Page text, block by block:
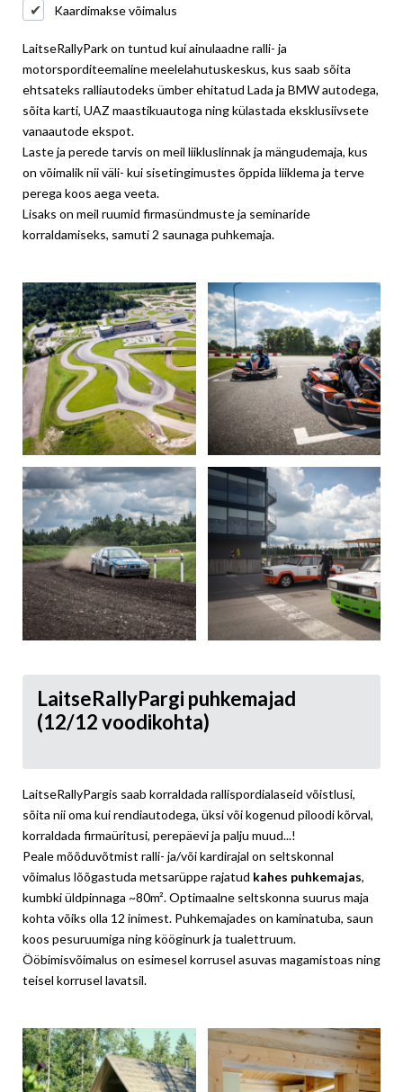
Kaardimakse võimalus
LaitseRallyPark on tuntud kui ainulaadne ralli- ja
motorsporditeemaline meelelahutuskeskus, kus saab sõita
ehtsateks ralliautodeks ümber ehitatud Lada ja BMW autodega,
sõita karti, UAZ maastikuautoga ning külastada eksklusiivsete
vanaautode ekspot.
Laste ja perede tarvis on meil liikluslinnak ja mängudemaja, kus
on võimalik nii väli- kui sisetingimustes õppida liiklema ja terve
perega koos aega veeta.
Lisaks on meil ruumid firmasündmuste ja seminaride
korraldamiseks, samuti 2 saunaga puhkemaja.
LaitseRallyPargi puhkemajad
(12/12 voodikohta)
LaitseRallyPargis saab korraldada rallispordialaseid võistlusi,
sõita nii oma kui rendiautodega, üksi või kogenud piloodi kõrval,
korraldada firmaüritusi, perepäevi ja palju muud...!
Peale mõõduvõtmist ralli- ja/või kardirajal on seltskonnal
võimalus lõõgastuda metsarüppe rajatud kahes puhkemajas,
kumbki üldpinnaga ~80m². Optimaalne seltskonna suurus maja
kohta võiks olla 12 inimest. Puhkemajades on kaminatuba, saun
koos pesuruumiga ning kööginurk ja tualettruum.
Ööbimisvõimalus on esimesel korrusel asuvas magamistoas ning
teisel korrusel lavatsil.